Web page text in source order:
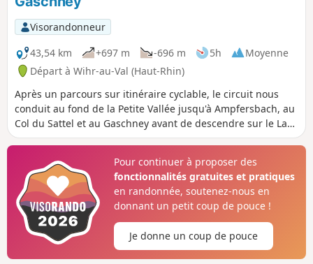
Visorandonneur
43,54 km
+697 m -696 m 5h
Moyenne
Départ à Wihr-au-Val (Haut-Rhin)
Après un parcours sur itinéraire cyclable, le circuit nous
conduit au fond de la Petite Vallée jusqu'à Ampfersbach, au
Col du Sattel et au Gaschney avant de descendre sur le Lac
du Schiessrothried et le Braunkopf. Quelques passages
que l'on mette parfois pied à terre.Pour continuer à proposer des
fonctionnalités gratuites et pratiques
en randonnée, soutenez-nous en
donnant un petit coup de pouce !
Je donne un coup de pouce